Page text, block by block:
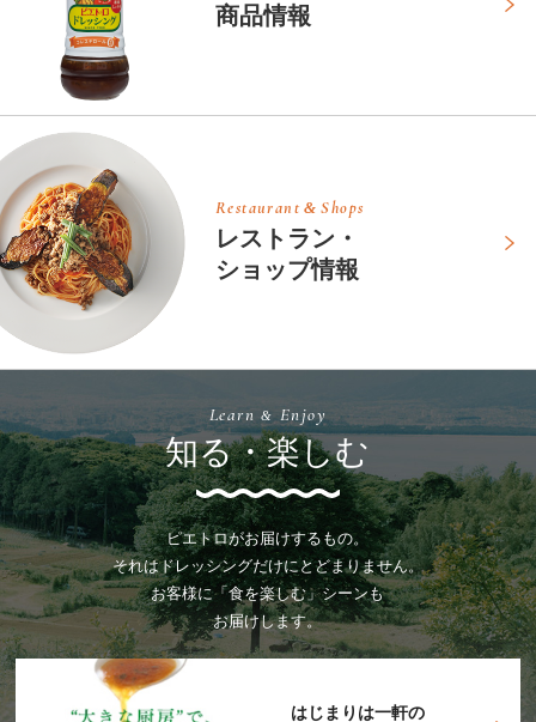
商品情報
Restaurant & Shops
レストラン・
ショップ情報
Learn & Enjoy
知る・楽しむ
ピエトロがお届けするもの。
それはドレッシングだけにとどまりません。
お客様に「食を楽しむ」シーンも
お届けします。
はじまりは一軒の